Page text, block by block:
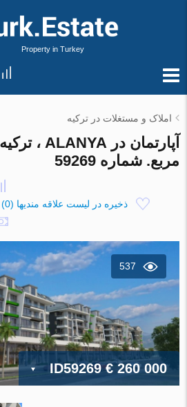
Property in Turkey
املاک و مستغلات در ترکیه
مربع. شماره 59269
ذخیره در لیست علاقه مندیها (
0
)
537
ID59269€ 260 000